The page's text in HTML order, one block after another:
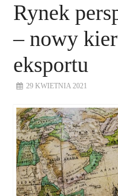
Rynek
– nowy
eksportu
29 KWIETNIA 2021